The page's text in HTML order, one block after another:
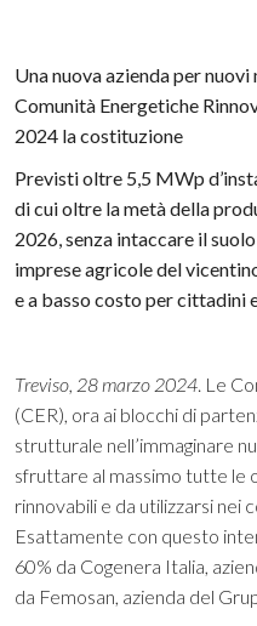
Una nuova azienda per
Comunità Energetiche
2024 la costituzione
Previsti oltre 5,5 MWp
di cui oltre la metà della
2026, senza intaccare il
imprese agricole del
e a basso costo per cittadini
Treviso, 28 marzo 2024. Le
(CER), ora ai blocchi di
strutturale nell’immaginare
sfruttare al massimo tutte
rinnovabili e da utilizzarsi nei
Esattamente con questo
60% da Cogenera Italia,
da Femosan, azienda del